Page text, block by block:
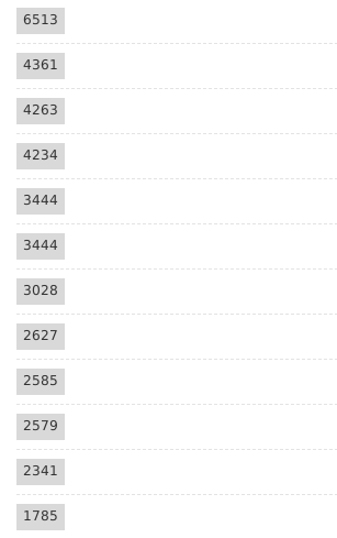
6513
4361
4263
4234
3444
3444
3028
2627
2585
2579
2341
1785